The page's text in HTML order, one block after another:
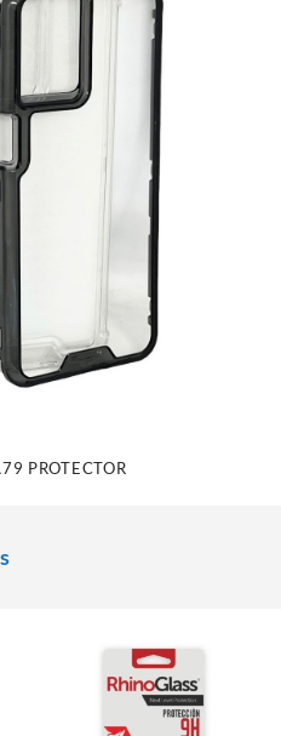
PROTECTOR